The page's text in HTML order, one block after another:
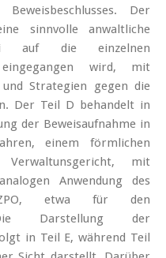
Der
sinnvolle anwaltliche
auf die einzelnen
wird, mit
Strategien gegen die
Der Teil D behandelt in
der Beweisaufnahme in
einem förmlichen
mit
Anwendung des
ZPO, etwa für den
Die Darstellung der
in Teil E, während Teil